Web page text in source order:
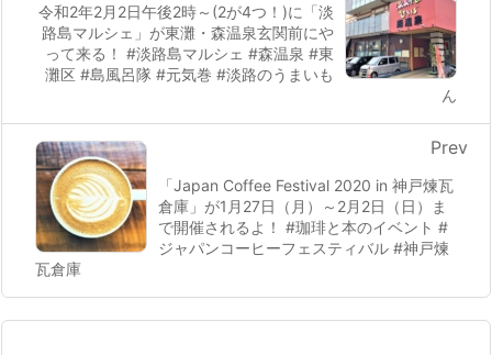
令和2年2月2日午後2時～(2が4つ！)に「淡
路島マルシェ」が東灘・森温泉玄関前にや
って来る！ #淡路島マルシェ #森温泉 #東
灘区 #島風呂隊 #元気巻 #淡路のうまいも
ん
「Japan Coffee Festival 2020 in 神戸煉瓦
倉庫」が1月27日（月）～2月2日（日）ま
で開催されるよ！ #珈琲と本のイベント #
ジャパンコーヒーフェスティバル #神戸煉
瓦倉庫
Prev